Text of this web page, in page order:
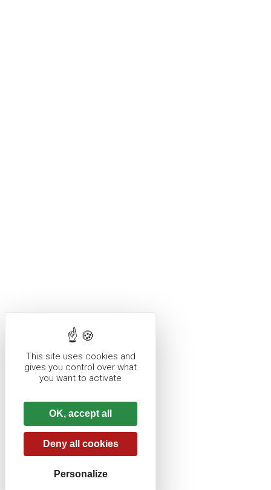
This site uses cookies and
gives you control over what
you want to activate
OK, accept all
Deny all cookies
Personalize